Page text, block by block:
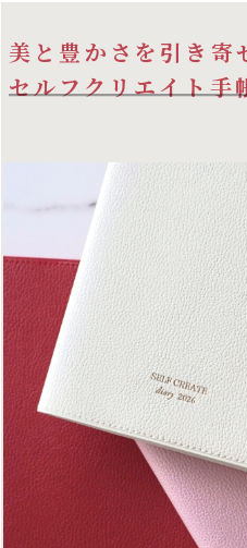
美と豊かさを引き寄
セルフクリエイト手